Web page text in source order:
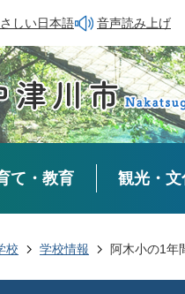
しい日本語 音声読み上げ
て・教育 観光・
校 学校情報 阿木小の1年